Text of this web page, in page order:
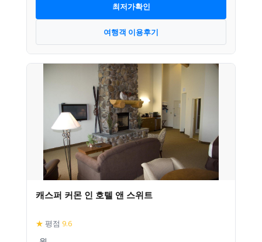
최저가확인
여행객 이용후기
캐스퍼 커몬 인 호텔 앤 스위트
★ 평점 9.6